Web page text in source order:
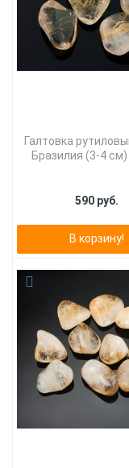
Галтовка
Бразилия (3-4
590 руб.
В корзину!